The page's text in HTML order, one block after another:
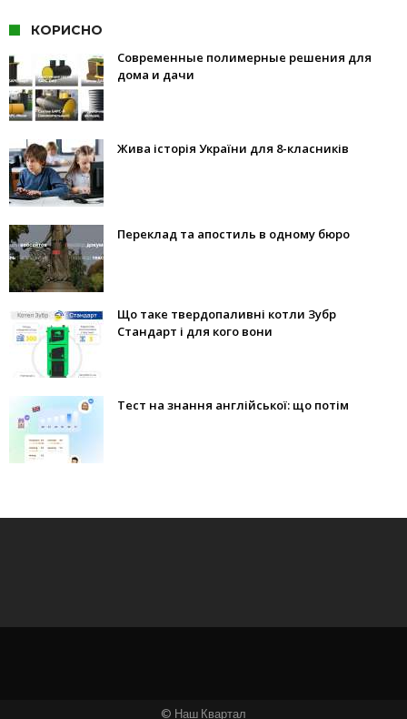
КОРИСНО
Современные полимерные решения для
дома и дачи
Жива історія України для 8-класників
Переклад та апостиль в одному бюро
Що таке твердопаливні котли Зубр
Стандарт і для кого вони
Тест на знання англійської: що потім
© Наш Квартал